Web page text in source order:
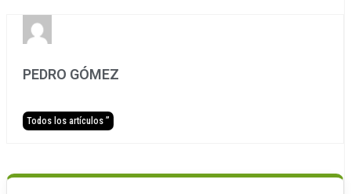
PEDRO GÓMEZ
Todos los artículos ”